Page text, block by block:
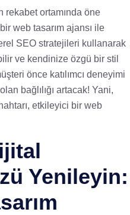
rekabet ortamında öne
web tasarım ajansı ile
SEO stratejileri kullanarak
ve kendinize özgü bir stil
önce katılımcı deneyimi
bağlılığı artacak! Yani,
etkileyici bir web
Yenileyin: